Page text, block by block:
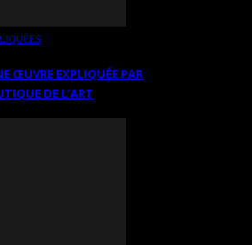
ŒUVRE EXPLIQUÉE PAR
DE L’ART